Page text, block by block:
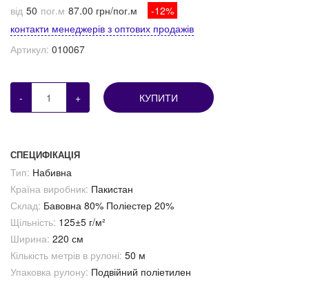
від 50 пог.м 87.00 грн/пог.м
-12%
контакти менеджерів з оптових продажів
Артикул: 010067
- + КУПИТИ
СПЕЦИФІКАЦІЯ
Тип: Набивна
Країна виробник: Пакистан
Склад: Бавовна 80% Поліестер 20%
Щільність: 125±5 г/м²
Ширина: 220 см
Кількість метрів в рулоні: 50 м
Упаковка рулону: Подвійний поліетилен